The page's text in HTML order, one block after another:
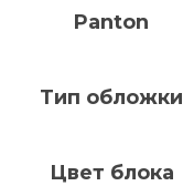
Panton
Тип обложки
Цвет блока